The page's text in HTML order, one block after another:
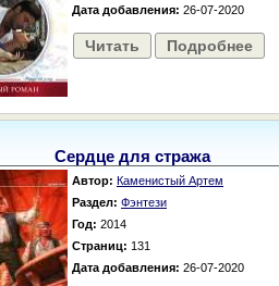
Дата добавления: 26-07-2020
Читать Подробнее
Сердце для стража
Автор: Каменистый Артем
Раздел: Фэнтези
Год: 2014
Страниц: 131
Дата добавления: 26-07-2020